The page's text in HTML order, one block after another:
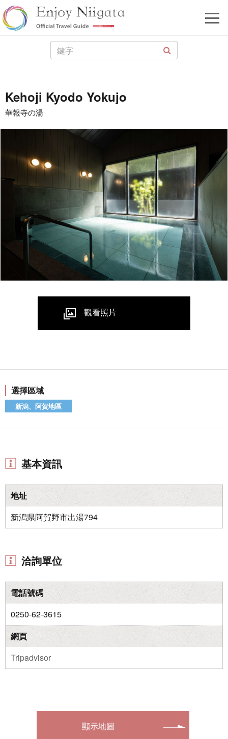
Kehoji Kyodo Yokujo
華報寺の湯
觀看照片
選擇區域
新潟、阿賀地區
基本資訊
地址
新潟県阿賀野市出湯794
洽詢單位
電話號碼
0250-62-3615
網頁
Tripadvisor
顯示地圖